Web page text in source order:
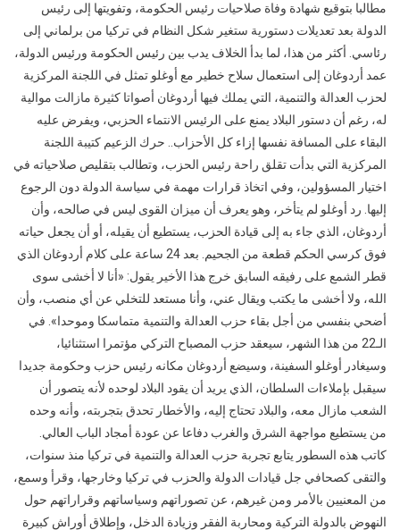
مطالبا بتوقيع شهادة وفاة صلاحيات رئيس الحكومة، وتفويتها إلى رئيس
الدولة بعد تعديلات دستورية ستغير شكل النظام في تركيا من برلماني إلى
رئاسي. أكثر من هذا، لما بدأ الخلاف يدب بين رئيس الحكومة ورئيس الدولة،
عمد أردوغان إلى استعمال سلاح خطير مع أوغلو تمثل في اللجنة المركزية
لحزب العدالة والتنمية، التي يملك فيها أردوغان أصواتا كثيرة مازالت موالية
له، رغم أن دستور البلاد يمنع على الرئيس الانتماء الحزبي، ويفرض عليه
البقاء على المسافة نفسها إزاء كل الأحزاب.. حرك الزعيم كتيبة اللجنة
المركزية التي بدأت تقلق راحة رئيس الحزب، وتطالب بتقليص صلاحياته في
اختيار المسؤولين، وفي اتخاذ قرارات مهمة في سياسة الدولة دون الرجوع
إليها. رد أوغلو لم يتأخر، وهو يعرف أن ميزان القوى ليس في صالحه، وأن
أردوغان، الذي جاء به إلى قيادة الحزب، يستطيع أن يقيله، أو أن يجعل حياته
فوق كرسي الحكم قطعة من الجحيم. بعد 24 ساعة على كلام أردوغان الذي
قطر الشمع على رفيقه السابق خرج هذا الأخير يقول: «أنا لا أخشى سوى
الله، ولا أخشى ما يكتب ويقال عني، وأنا مستعد للتخلي عن أي منصب، وأن
أضحي بنفسي من أجل بقاء حزب العدالة والتنمية متماسكا وموحدا». في
الـ22 من هذا الشهر، سيعقد حزب المصباح التركي مؤتمرا استثنائيا،
وسيغادر أوغلو السفينة، وسيضع أردوغان مكانه رئيس حزب وحكومة جديدا
سيقبل بإملاءات السلطان، الذي يريد أن يقود البلاد لوحده لأنه يتصور أن
الشعب مازال معه، والبلاد تحتاج إليه، والأخطار تحدق بتجربته، وأنه وحده
من يستطيع مواجهة الشرق والغرب دفاعا عن عودة أمجاد الباب العالي.
كاتب هذه السطور يتابع تجربة حزب العدالة والتنمية في تركيا منذ سنوات،
والتقى كصحافي جل قيادات الدولة والحزب في تركيا وخارجها، وقرأ وسمع،
من المعنيين بالأمر ومن غيرهم، عن تصوراتهم وسياساتهم وقراراتهم حول
النهوض بالدولة التركية ومحاربة الفقر وزيادة الدخل، وإطلاق أوراش كبيرة